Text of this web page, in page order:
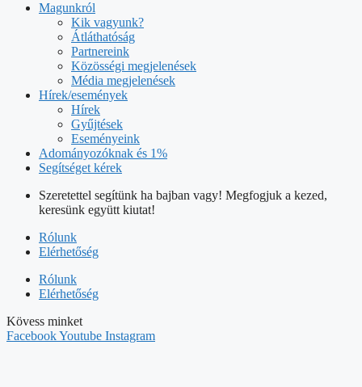
Magunkról
Kik vagyunk?
Átláthatóság
Partnereink
Közösségi megjelenések
Média megjelenések
Hírek/események
Hírek
Gyűjtések
Eseményeink
Adományozóknak és 1%
Segítséget kérek
Szeretettel segítünk ha bajban vagy! Megfogjuk a kezed,
keresünk együtt kiutat!
Rólunk
Elérhetőség
Rólunk
Elérhetőség
Kövess minket
FacebookYoutube Instagram